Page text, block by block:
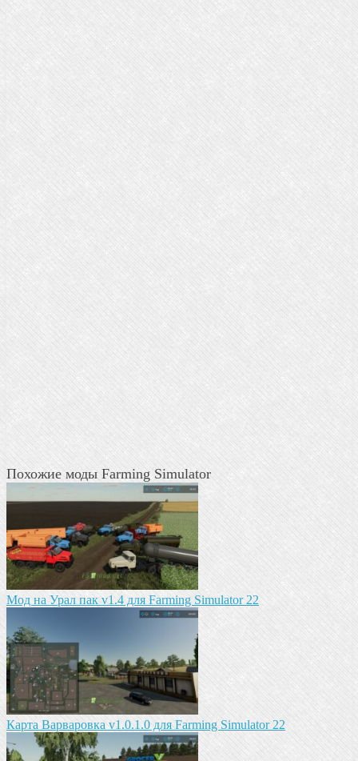
Похожие моды Farming Simulator
Мод на Урал пак v1.4 для Farming Simulator 22
Карта Варваровка v1.0.1.0 для Farming Simulator 22